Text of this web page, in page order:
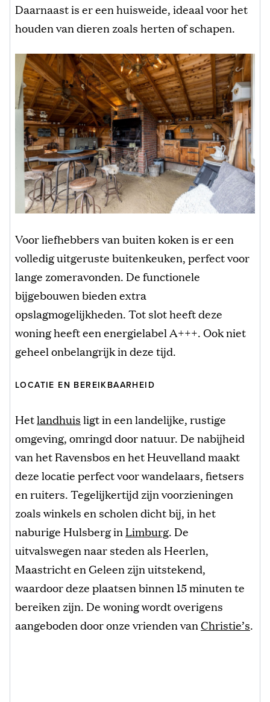
Daarnaast is er een huisweide, ideaal voor het
houden van dieren zoals herten of schapen.
Voor liefhebbers van buiten koken is er een
volledig uitgeruste buitenkeuken, perfect voor
lange zomeravonden. De functionele
bijgebouwen bieden extra
opslagmogelijkheden. Tot slot heeft deze
woning heeft een energielabel A+++. Ook niet
geheel onbelangrijk in deze tijd.
LOCATIE EN BEREIKBAARHEID
Hetlandhuisligt in een landelijke, rustige
omgeving, omringd door natuur. De nabijheid
van het Ravensbos en het Heuvelland maakt
deze locatie perfect voor wandelaars, fietsers
en ruiters. Tegelijkertijd zijn voorzieningen
zoals winkels en scholen dicht bij, in het
naburige Hulsberg in Limburg. De
uitvalswegen naar steden als Heerlen,
Maastricht en Geleen zijn uitstekend,
waardoor deze plaatsen binnen 15 minuten te
bereiken zijn. De woning wordt overigens
aangeboden door onze vrienden vanChristie’s.